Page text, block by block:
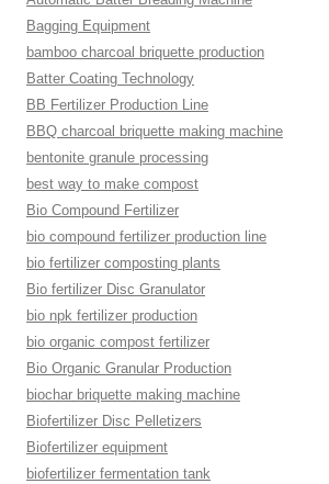
Bagging Equipment
bamboo charcoal briquette production
Batter Coating Technology
BB Fertilizer Production Line
BBQ charcoal briquette making machine
bentonite granule processing
best way to make compost
Bio Compound Fertilizer
bio compound fertilizer production line
bio fertilizer composting plants
Bio fertilizer Disc Granulator
bio npk fertilizer production
bio organic compost fertilizer
Bio Organic Granular Production
biochar briquette making machine
Biofertilizer Disc Pelletizers
Biofertilizer equipment
biofertilizer fermentation tank